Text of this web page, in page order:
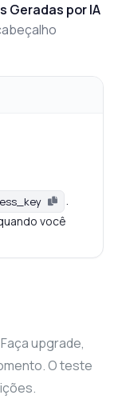
Geradas por IA
.
você
upgrade,
O teste